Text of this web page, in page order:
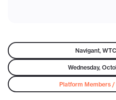
Navigant,
Wednesday,
Platform Members /